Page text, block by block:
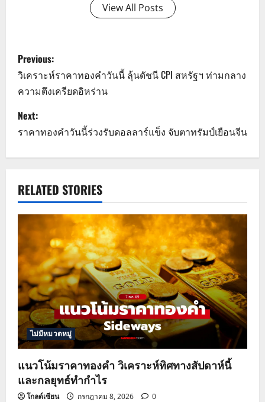
View All Posts
P
o
s
t
n
a
v
i
g
a
t
i
o
n
Previous:
วิเคราะห์ราคาทองคำวันนี้ ลุ้นดัชนี CPI สหรัฐฯ ท่ามกลาง
ความตึงเครียดอิหร่าน
Next:
ราคาทองคำวันนี้ร่วงรับดอลลาร์แข็ง จับตาทรัมป์เยือนจีน
RELATED STORIES
ไม่มีหมวดหมู่
แนวโน้มราคาทองคำ วิเคราะห์ทิศทางสัปดาห์นี้
และกลยุทธ์ทำกำไร
โกลด์เซียน กรกฎาคม 8, 2026 0